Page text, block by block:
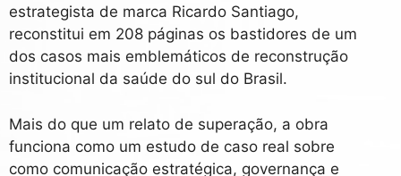
estrategista de marca Ricardo Santiago,
reconstitui em 208 páginas os bastidores de um
dos casos mais emblemáticos de reconstrução
institucional da saúde do sul do Brasil.
Mais do que um relato de superação, a obra
funciona como um estudo de caso real sobre
como comunicação estratégica, governança e